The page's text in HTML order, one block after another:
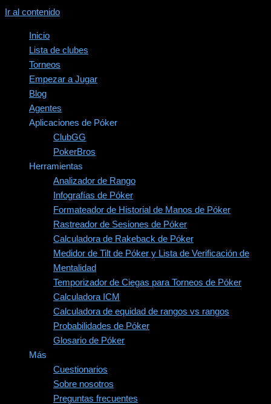
Ir al contenido
Inicio
Lista de clubes
Torneos
Empezar a Jugar
Blog
Agentes
Aplicaciones de Póker
ClubGG
PokerBros
Herramientas
Analizador de Rango
Infografías de Póker
Formateador de Historial de Manos de Póker
Rastreador de Sesiones de Póker
Calculadora de Rakeback de Póker
Medidor de Tilt de Póker y Lista de Verificación de
Mentalidad
Temporizador de Ciegas para Torneos de Póker
Calculadora ICM
Calculadora de equidad de rangos vs rangos
Probabilidades de Póker
Glosario de Póker
Más
Cuestionarios
Sobre nosotros
Preguntas frecuentes